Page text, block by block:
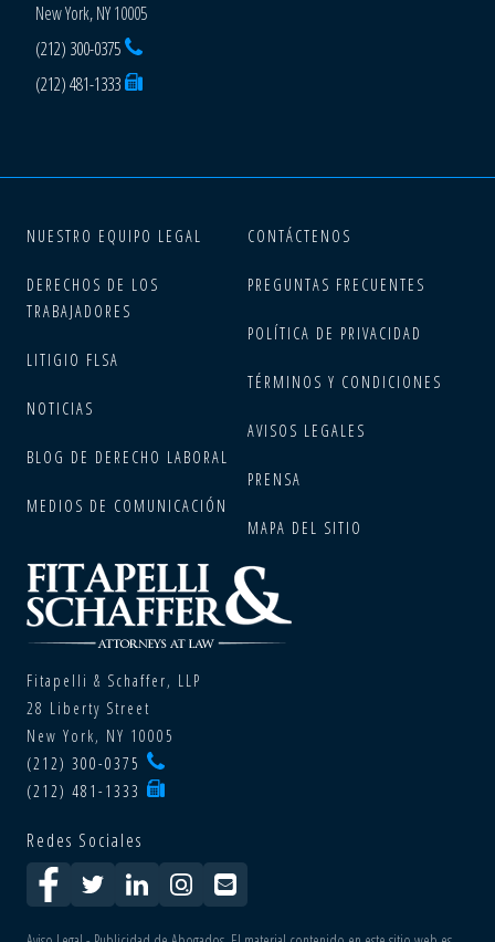
New York, NY 10005
(212) 300-0375
(212) 481-1333
NUESTRO EQUIPO LEGAL
DERECHOS DE LOS
TRABAJADORES
LITIGIO FLSA
NOTICIAS
BLOG DE DERECHO LABORAL
MEDIOS DE COMUNICACIÓN
CONTÁCTENOS
PREGUNTAS FRECUENTES
POLÍTICA DE PRIVACIDAD
TÉRMINOS Y CONDICIONES
AVISOS LEGALES
PRENSA
MAPA DEL SITIO
Fitapelli & Schaffer, LLP
28 Liberty Street
New York, NY 10005
(212) 300-0375
(212) 481-1333
Redes Sociales